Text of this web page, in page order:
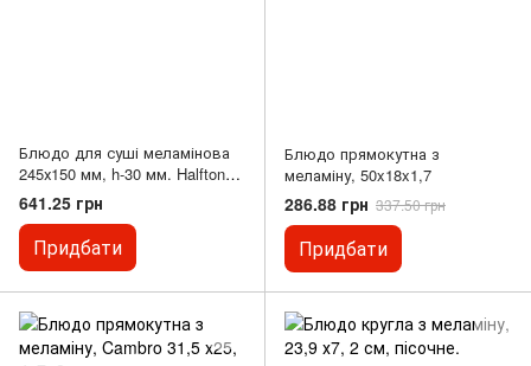
Блюдо для суші меламінова
245х150 мм, h-30 мм. Halftone
(чорно-біле), APS
641.25 грн
Придбати
Блюдо прямокутна з
меламіну, 50x18x1,7
286.88 грн 337.50 грн
Придбати